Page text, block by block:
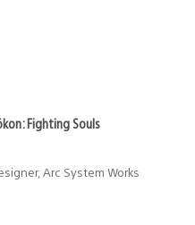
Fighting Souls
Arc System Works